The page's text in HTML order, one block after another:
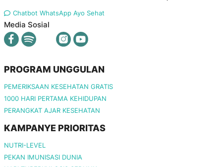
Chatbot WhatsApp Ayo Sehat
Media Sosial
PROGRAM UNGGULAN
PEMERIKSAAN KESEHATAN GRATIS
1000 HARI PERTAMA KEHIDUPAN
PERANGKAT AJAR KESEHATAN
KAMPANYE PRIORITAS
NUTRI-LEVEL
PEKAN IMUNISASI DUNIA